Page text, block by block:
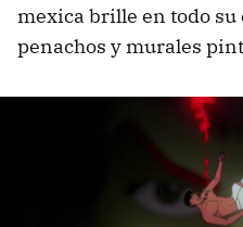
mexica brille en todo
penachos y murales